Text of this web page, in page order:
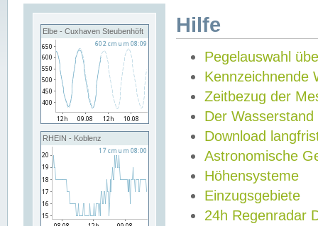
Elbe - Cuxhaven Steubenhöft
RHEIN - Koblenz
Hilfe
Pegelauswahl
Kennzeichnende
Zeitbezug der
Der Wasserstand
Download
Astronomische
Höhensysteme
Einzugsgebiete
24h Regenradar